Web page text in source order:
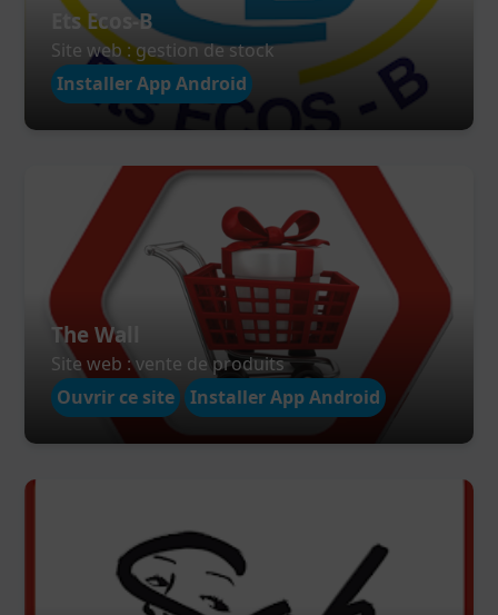
Ets Ecos-B
Site web : gestion de stock
Installer App Android
The Wall
Site web : vente de produits
Ouvrir ce site
Installer App Android